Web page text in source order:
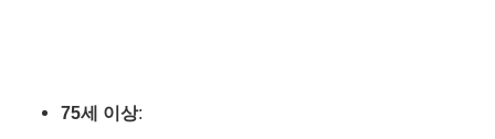
75세 이상: